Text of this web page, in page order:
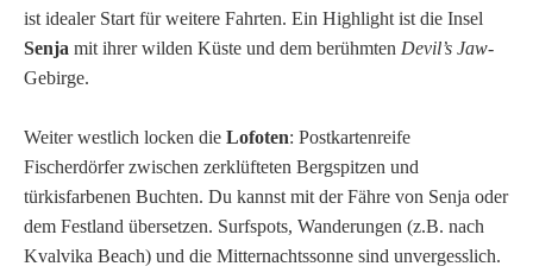
ist idealer Start für weitere Fahrten. Ein Highlight ist die Insel
Senja mit ihrer wilden Küste und dem berühmten Devil’s Jaw-
Gebirge.
Weiter westlich locken die Lofoten: Postkartenreife
Fischerdörfer zwischen zerklüfteten Bergspitzen und
türkisfarbenen Buchten. Du kannst mit der Fähre von Senja oder
dem Festland übersetzen. Surfspots, Wanderungen (z.B. nach
Kvalvika Beach) und die Mitternachtssonne sind unvergesslich.